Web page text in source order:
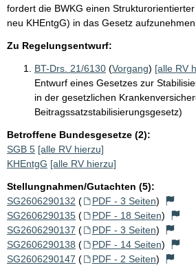
fordert die BWKG einen
neu KHEntgG) in das Gesetz aufzunehmen.
Zu Regelungsentwurf:
BT-Drs. 21/6130 (Vorgang) [alle RV
Entwurf eines Gesetzes zur
in der gesetzlichen
Beitragssatzstabilisierungsgesetz)
Betroffene Bundesgesetze (2):
SGB 5 [alle RV hierzu]
KHEntgG [alle RV hierzu]
Stellungnahmen/Gutachten (5):
SG2606290132 ( PDF - 3 Seiten)
SG2606290135 ( PDF - 18 Seiten)
SG2606290137 ( PDF - 3 Seiten)
SG2606290138 ( PDF - 14 Seiten)
SG2606290147 ( PDF - 2 Seiten)